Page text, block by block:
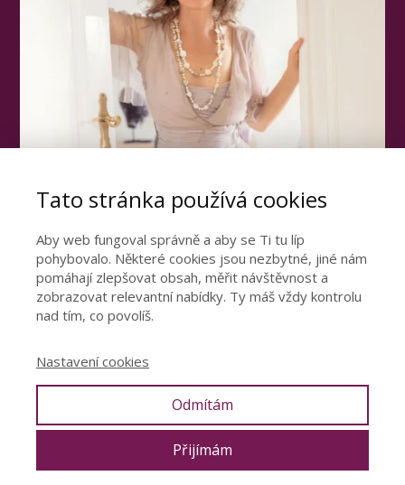
Otevřete dveře ke
šťastnému vztahu
nejdůležitější poznatky z mé 15leté praxe.
CHCI ŠŤASTNÝ VZTAH
Tato stránka používá cookies
Aby web fungoval správně a aby se Ti tu líp
pohybovalo. Některé cookies jsou nezbytné, jiné nám
pomáhají zlepšovat obsah, měřit návštěvnost a
zobrazovat relevantní nabídky. Ty máš vždy kontrolu
nad tím, co povolíš.
Nastavení cookies
Odmítám
Přijímám